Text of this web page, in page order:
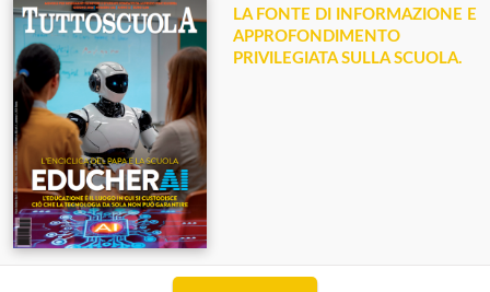
LA FONTE DI INFORMAZIONE E
APPROFONDIMENTO
PRIVILEGIATA SULLA SCUOLA.